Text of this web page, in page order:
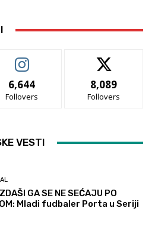
6,644
Follovers
8,089
Follovers
VESTI
GA SE NE SEĆAJU PO
Mladi fudbaler Porta u Seriji